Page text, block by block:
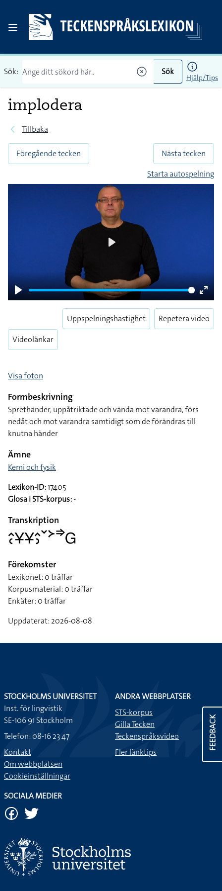
Sök: Sök
Hjälp/Tips
implodera
Tillbaka
Föregående tecken
Nästa tecken
Starta autospelning
Play
Enter
Videolänkar
Uppspelningshastighet Repetera video
Visa foton
Formbeskrivning
Sprethänder, uppåtriktade och vända mot varandra, förs
nedåt och mot varandra samtidigt som de förändras till
knutna händer
Ämne
Kemi och fysik
Lexikon-ID:17405
Glosa i STS-korpus:-
Transkription
􌤵􌥗􌥃􌥃􌤵􌤶􌥧􌦅􌦆􌤦
Förekomster
Lexikonet: 0 träffar
Korpusmaterial: 0 träffar
Enkäter: 0 träffar
Uppdaterat: 2026-08-08
FEEDBACK
STOCKHOLMS UNIVERSITET
Inst. för lingvistik
SE-106 91 Stockholm
Telefon: 08-16 23 47
Kontakt
Om webbplatsen
Cookieinställningar
ANDRA WEBBPLATSER
STS-korpus
Gilla Tecken
Teckenspråksvideo
Fler länktips
SOCIALA MEDIER